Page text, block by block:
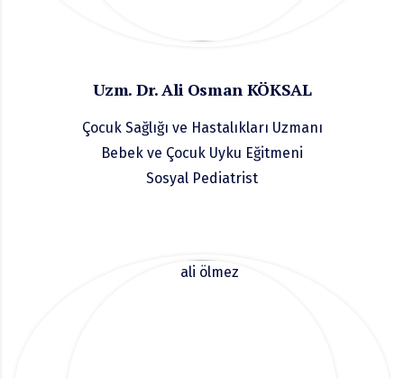
Uzm. Dr. Ali Osman KÖKSAL
Çocuk Sağlığı ve Hastalıkları Uzmanı
Bebek ve Çocuk Uyku Eğitmeni
Sosyal Pediatrist